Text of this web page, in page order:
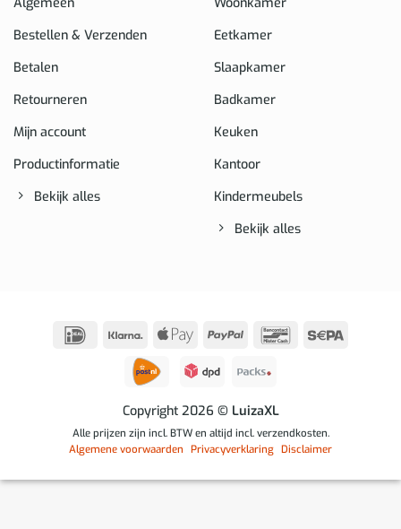
Bestellen & Verzenden
Betalen
Retourneren
Mijn account
Productinformatie
Bekijk alles
Eetkamer
Slaapkamer
Badkamer
Keuken
Kantoor
Kindermeubels
Bekijk alles
IDeal Klarna
Apple
PayPal Bancontact
Copyright 2026 © LuizaXL
Alle prijzen zijn incl. BTW en altijd incl. verzendkosten.
Algemene voorwaarden Privacyverklaring Disclaimer